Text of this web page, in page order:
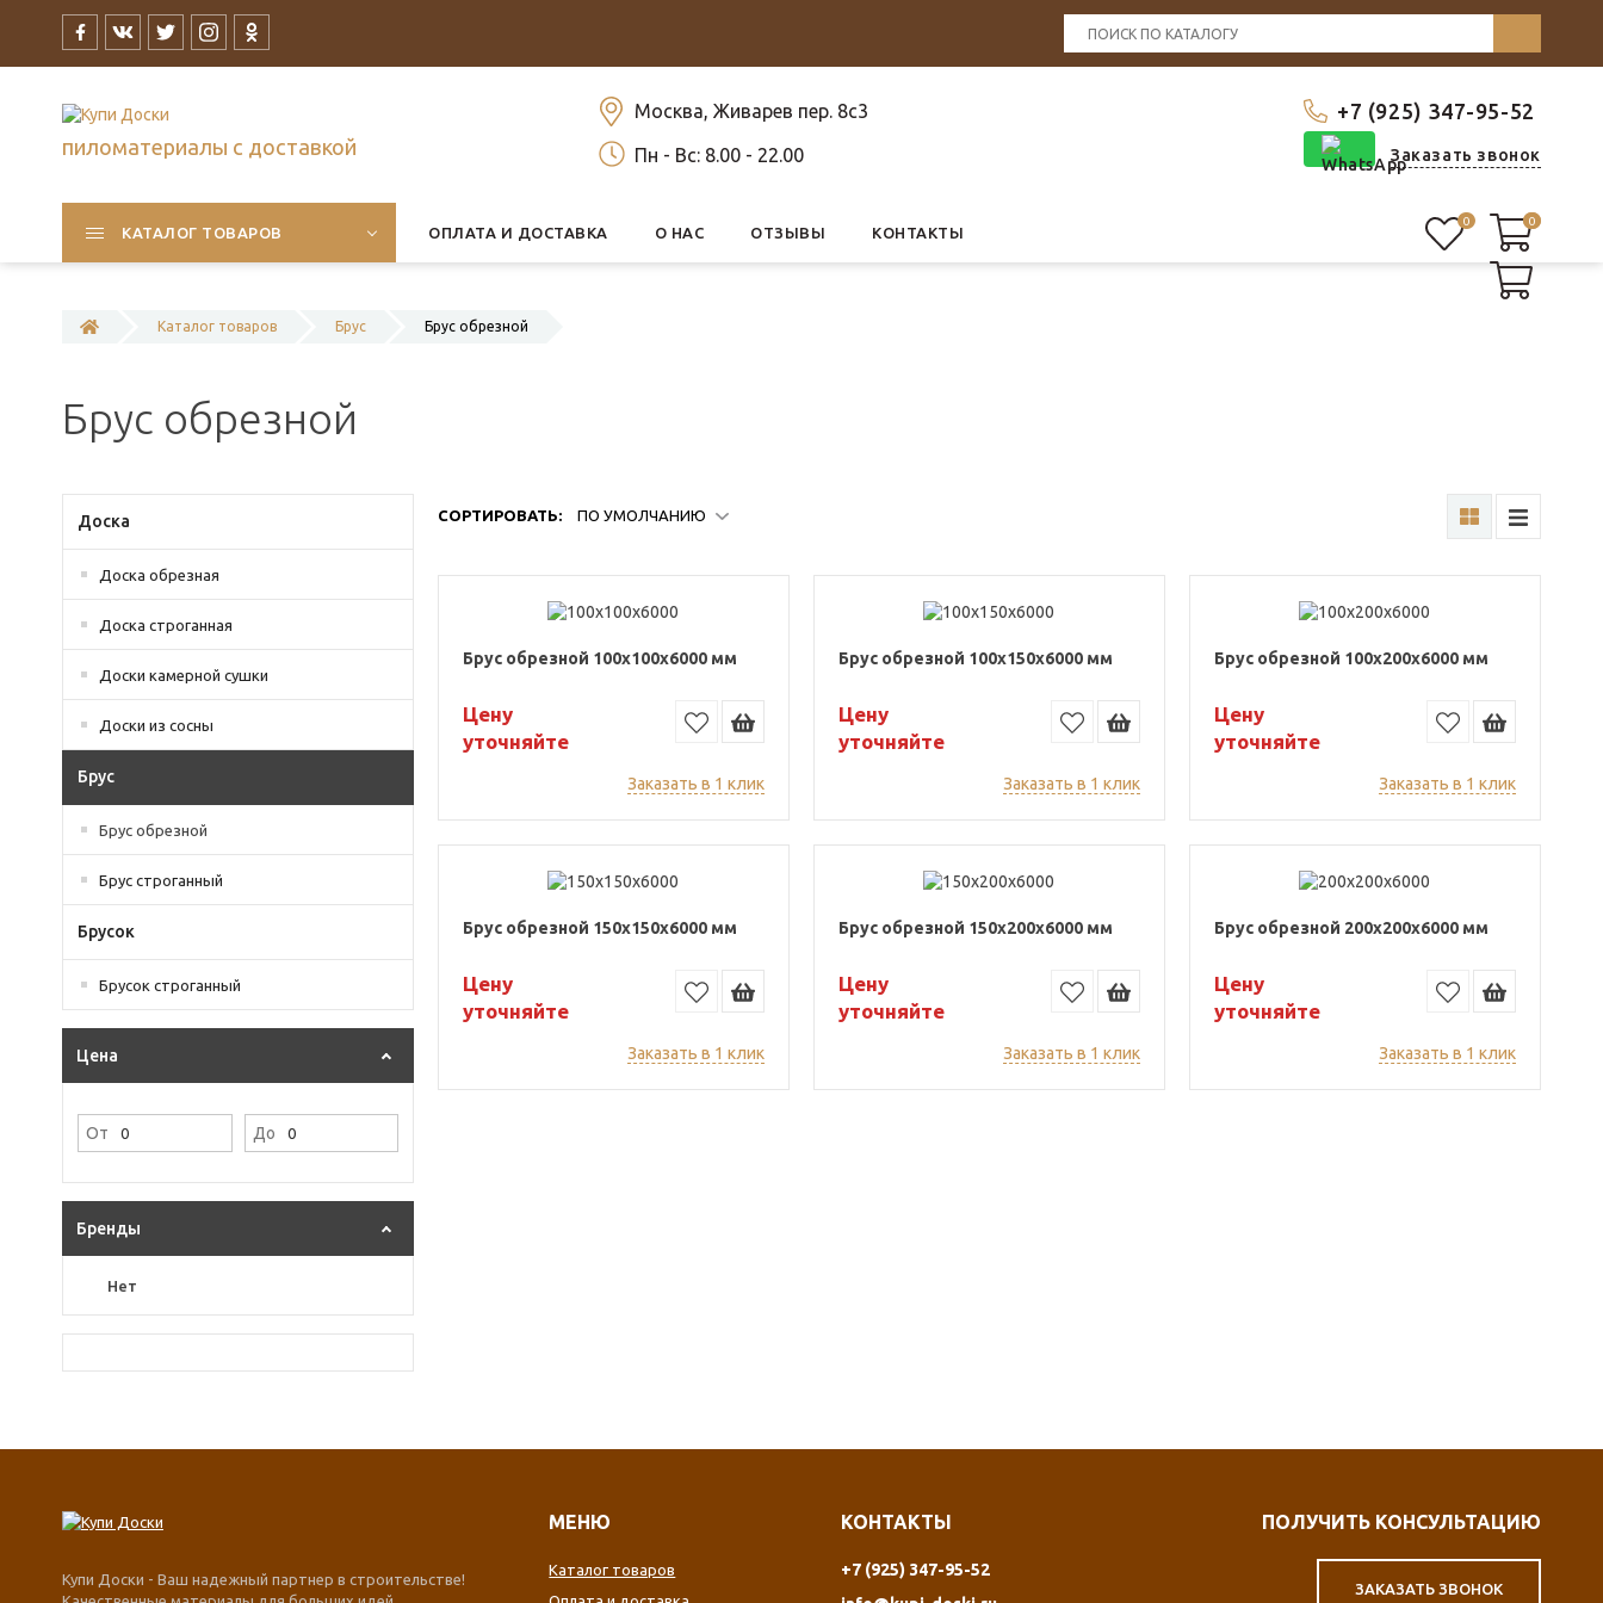
пиломатериалы с доставкой
+7 (925) 347-95-52
Заказать звонок
Москва, Живарев пер. 8с3
Пн - Вс: 8.00 - 22.00
КАТАЛОГ ТОВАРОВ ОПЛАТА И ДОСТАВКА О НАС ОТЗЫВЫ КОНТАКТЫ
0 0
0
Каталог товаров Брус Брус обрезной
Брус обрезной
Доска
Доска обрезная
Доска строганная
Доски камерной сушки
Доски из сосны
Брус
Брус обрезной
Брус строганный
Брусок
Брусок строганный
Цена
От До
Бренды
Нет
СОРТИРОВАТЬ: ПО УМОЛЧАНИЮ
Брус обрезной 100x100x6000 мм
Цену
уточняйте
Заказать в 1 клик
Брус обрезной 100x150x6000 мм
Цену
уточняйте
Заказать в 1 клик
Брус обрезной 100x200x6000 мм
Цену
уточняйте
Заказать в 1 клик
Брус обрезной 150x150x6000 мм
Цену
уточняйте
Заказать в 1 клик
Брус обрезной 150x200x6000 мм
Цену
уточняйте
Заказать в 1 клик
Брус обрезной 200x200x6000 мм
Цену
уточняйте
Заказать в 1 клик
Купи Доски - Ваш надежный партнер в строительстве!
МЕНЮ
Каталог товаров
КОНТАКТЫ
+7 (925) 347-95-52
ПОЛУЧИТЬ КОНСУЛЬТАЦИЮ
ЗАКАЗАТЬ ЗВОНОК